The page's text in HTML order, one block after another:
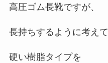
高圧ゴム長靴ですが、
長持ちするように考えて
硬い樹脂タイプを